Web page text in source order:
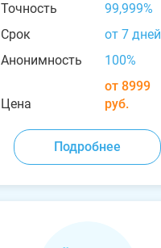
Точность
99,999%
Срок
от 7 дней
Анонимность
100%
Цена
от 8999
руб.
Подробнее